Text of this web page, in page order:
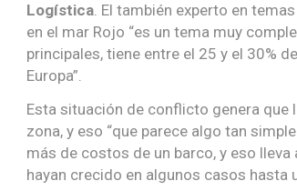
Logística. El también experto en
en el mar Rojo “es un tema muy
principales, tiene entre el 25 y el 30%
Europa”.
Esta situación de conflicto genera
zona, y eso “que parece algo tan
más de costos de un barco, y eso
hayan crecido en algunos casos hasta